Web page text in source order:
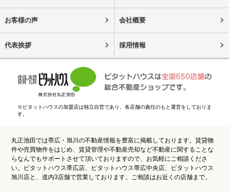
お客様の声 会社概要
代表挨拶 採用情報
※ピタットハウスの加盟店は独立自営であり、各店舗の責任のもと運営をしておりま
す。
丸正池田では帯広・旭川の不動産情報を豊富に掲載しております。賃貸物
件や売買物件をはじめ、賃貸管理や不動産売却など不動産に関することな
らなんでもサポートさせて頂いておりますので、お気軽にご相談くださ
い。ピタットハウス帯広店、ピタットハウス帯広中央店、ピタットハウス
旭川店と、道内3店舗で営業しております。ご相談はお近くの店舗まで。